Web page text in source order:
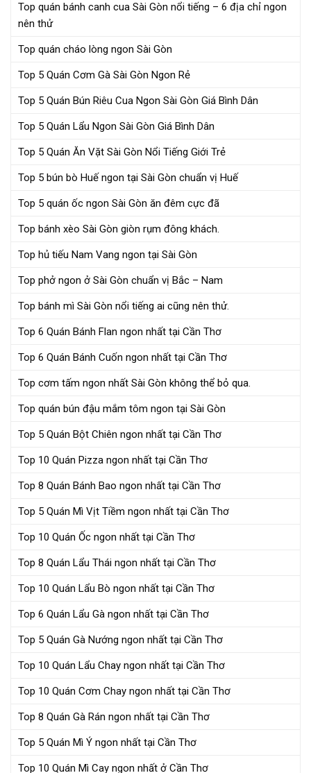
Top quán bánh canh cua Sài Gòn nổi tiếng – 6 địa chỉ ngon
nên thử
Top quán cháo lòng ngon Sài Gòn
Top 5 Quán Cơm Gà Sài Gòn Ngon Rẻ
Top 5 Quán Bún Riêu Cua Ngon Sài Gòn Giá Bình Dân
Top 5 Quán Lẩu Ngon Sài Gòn Giá Bình Dân
Top 5 Quán Ăn Vặt Sài Gòn Nổi Tiếng Giới Trẻ
Top 5 bún bò Huế ngon tại Sài Gòn chuẩn vị Huế
Top 5 quán ốc ngon Sài Gòn ăn đêm cực đã
Top bánh xèo Sài Gòn giòn rụm đông khách.
Top hủ tiếu Nam Vang ngon tại Sài Gòn
Top phở ngon ở Sài Gòn chuẩn vị Bắc – Nam
Top bánh mì Sài Gòn nổi tiếng ai cũng nên thử.
Top 6 Quán Bánh Flan ngon nhất tại Cần Thơ
Top 6 Quán Bánh Cuốn ngon nhất tại Cần Thơ
Top cơm tấm ngon nhất Sài Gòn không thể bỏ qua.
Top quán bún đậu mắm tôm ngon tại Sài Gòn
Top 5 Quán Bột Chiên ngon nhất tại Cần Thơ
Top 10 Quán Pizza ngon nhất tại Cần Thơ
Top 8 Quán Bánh Bao ngon nhất tại Cần Thơ
Top 5 Quán Mì Vịt Tiềm ngon nhất tại Cần Thơ
Top 10 Quán Ốc ngon nhất tại Cần Thơ
Top 8 Quán Lẩu Thái ngon nhất tại Cần Thơ
Top 10 Quán Lẩu Bò ngon nhất tại Cần Thơ
Top 6 Quán Lẩu Gà ngon nhất tại Cần Thơ
Top 5 Quán Gà Nướng ngon nhất tại Cần Thơ
Top 10 Quán Lẩu Chay ngon nhất tại Cần Thơ
Top 10 Quán Cơm Chay ngon nhất tại Cần Thơ
Top 8 Quán Gà Rán ngon nhất tại Cần Thơ
Top 5 Quán Mì Ý ngon nhất tại Cần Thơ
Top 10 Quán Mì Cay ngon nhất ở Cần Thơ